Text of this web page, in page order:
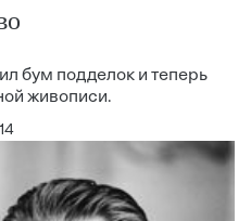
бум подделок и теперь
живописи.